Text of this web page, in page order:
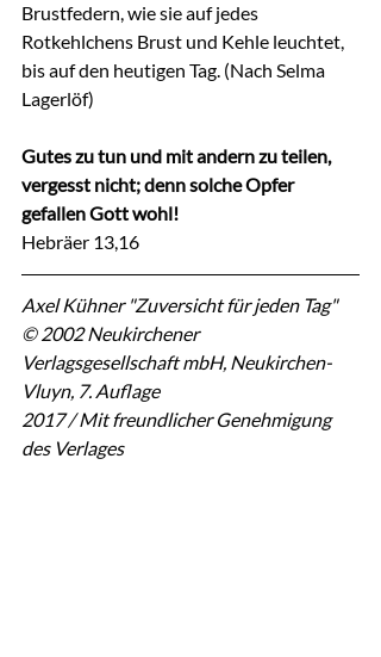
Brustfedern, wie sie auf jedes
Rotkehlchens Brust und Kehle leuchtet,
bis auf den heutigen Tag. (Nach Selma
Lagerlöf)
Gutes zu tun und mit andern zu teilen,
vergesst nicht; denn solche Opfer
gefallen Gott wohl!
Hebräer 13,16
Axel Kühner "Zuversicht für jeden Tag"
© 2002 Neukirchener
Verlagsgesellschaft mbH, Neukirchen-
Vluyn, 7. Auflage
2017 / Mit freundlicher Genehmigung
des Verlages